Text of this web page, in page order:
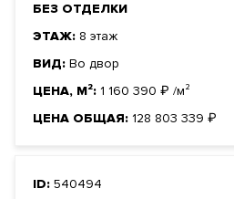
БЕЗ ОТДЕЛКИ
ЭТАЖ: 8 этаж
ВИД: Во двор
ЦЕНА, М²: 1 160 390 ₽ /м²
ЦЕНА ОБЩАЯ: 128 803 339 ₽
ID: 540494